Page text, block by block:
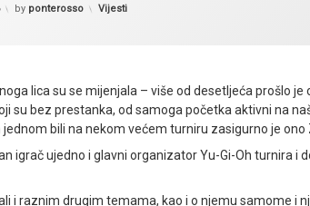
by ponterosso Kategorije:
Vijesti
lica su se mijenjala – više od desetljeća prošlo je
su bez prestanka, od samoga početka aktivni na
bili na nekom većem turniru zasigurno je ono
igrač ujedno i glavni organizator Yu-Gi-Oh turnira i
i raznim drugim temama, kao i o njemu samome i